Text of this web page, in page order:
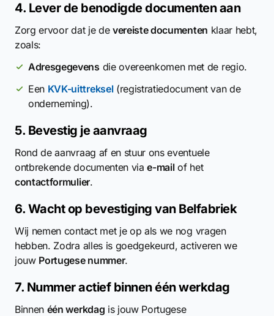
4. Lever de benodigde documenten aan
Zorg ervoor dat je de vereiste documenten klaar hebt,
zoals:
Adresgegevens die overeenkomen met de regio.
Een KVK-uittreksel(registratiedocument van de
onderneming).
5. Bevestig je aanvraag
Rond de aanvraag af en stuur ons eventuele
ontbrekende documenten viae-mailof het
contactformulier.
6. Wacht op bevestiging van Belfabriek
Wij nemen contact met je op als we nog vragen
hebben. Zodra alles is goedgekeurd, activeren we
jouw Portugese nummer.
7. Nummer actief binnen één werkdag
Binnen één werkdag is jouw Portugese